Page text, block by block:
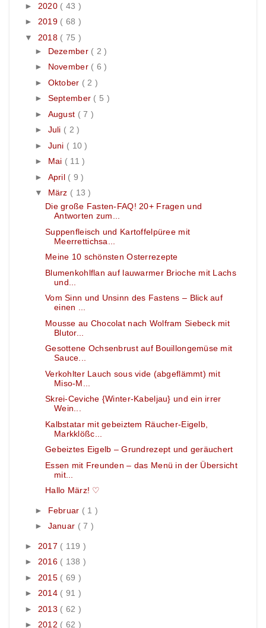
► 2020 ( 43 )
► 2019 ( 68 )
▼ 2018 ( 75 )
► Dezember ( 2 )
► November ( 6 )
► Oktober ( 2 )
► September ( 5 )
► August ( 7 )
► Juli ( 2 )
► Juni ( 10 )
► Mai ( 11 )
► April ( 9 )
▼ März ( 13 )
Die große Fasten-FAQ! 20+ Fragen und
Antworten zum...
Suppenfleisch und Kartoffelpüree mit
Meerrettichsa...
Meine 10 schönsten Osterrezepte
Blumenkohlflan auf lauwarmer Brioche mit Lachs
und...
Vom Sinn und Unsinn des Fastens – Blick auf
einen ...
Mousse au Chocolat nach Wolfram Siebeck mit
Blutor...
Gesottene Ochsenbrust auf Bouillongemüse mit
Sauce...
Verkohlter Lauch sous vide (abgeflämmt) mit
Miso-M...
Skrei-Ceviche {Winter-Kabeljau} und ein irrer
Wein...
Kalbstatar mit gebeiztem Räucher-Eigelb,
Markklößc...
Gebeiztes Eigelb – Grundrezept und geräuchert
Essen mit Freunden – das Menü in der Übersicht
mit...
Hallo März! ♡
► Februar ( 1 )
► Januar ( 7 )
► 2017 ( 119 )
► 2016 ( 138 )
► 2015 ( 69 )
► 2014 ( 91 )
► 2013 ( 62 )
► 2012 ( 62 )